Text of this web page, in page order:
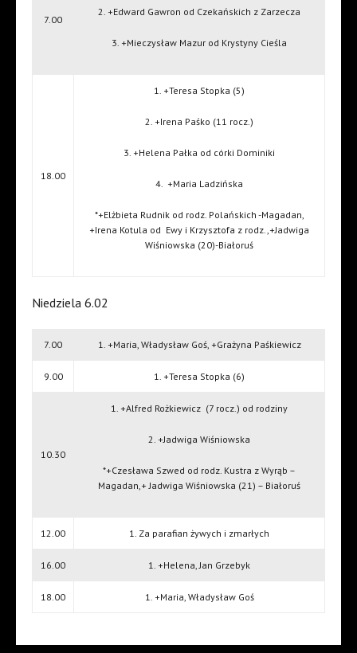
7.00
2. +Edward Gawron od Czekańskich z Zarzecza
3. +Mieczysław Mazur od Krystyny Cieśla
18.00
1. +Teresa Stopka (5)
2. +Irena Paśko (11 rocz.)
3. +Helena Pałka od córki Dominiki
4. +Maria Ladzińska
*+Elżbieta Rudnik od rodz. Polańskich -Magadan,
+Irena Kotula od Ewy i Krzysztofa z rodz.,+Jadwiga
Wiśniowska (20)-Białoruś
Niedziela 6.02
7.00 1. +Maria, Władysław Goś, +Grażyna Paśkiewicz
9.00 1. +Teresa Stopka (6)
10.30
1. +Alfred Rożkiewicz (7 rocz.) od rodziny
2. +Jadwiga Wiśniowska
*+Czesława Szwed od rodz. Kustra z Wyrąb –
Magadan,+ Jadwiga Wiśniowska (21) – Białoruś
12.00 1. Za parafian żywych i zmarłych
16.00 1. +Helena, Jan Grzebyk
18.00 1. +Maria, Władysław Goś